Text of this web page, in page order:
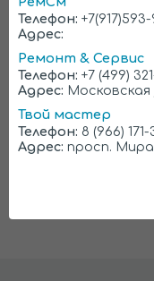
назвать
телефону. По
озвучит
причин
каждой из них.
Квалификация и
позволяют
ной точностью.
скрывать или
таким образом
Телефон: +7(917)593-
Адрес:
Ремонт & Сервис
Телефон: +7 (499)
Адрес: Московская
Твой мастер
Телефон: 8 (966)
Адрес: просп.